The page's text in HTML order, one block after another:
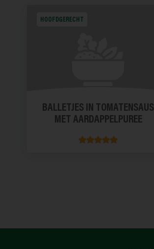
HOOFDGERECHT
BALLETJES IN TOMATENSAUS
MET AARDAPPELPUREE